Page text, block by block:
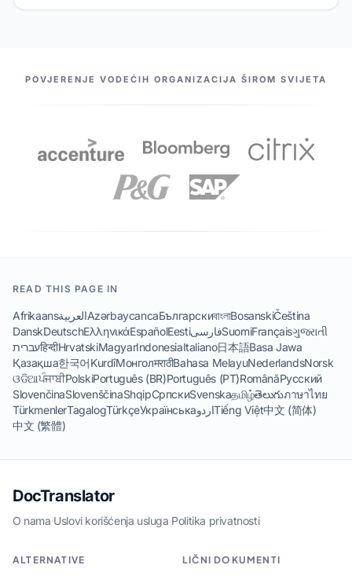
NAŠI PARTNERI
POVJERENJE VODEĆIH ORGANIZACIJA ŠIROM SVIJETA
READ THIS PAGE IN
AfrikaansالعربيةAzərbaycancaБългарскиবাংলাBosanskiČeština
DanskDeutschΕλληνικάEspañolEestiفارسیSuomiFrançaisગુજરાતી
עבריתहिन्दीHrvatskiMagyarIndonesiaItaliano日本語Basa Jawa
Қазақша한국어KurdîМонголमराठीBahasa MelayuNederlandsNorsk
ଓଡିଆਪੰਜਾਬੀPolskiPortuguês (BR)Português (PT)RomânăРусский
SlovenčinaSlovenščinaShqipСрпскиSvenskaதமிழ்తెలుగుภาษาไทย
TürkmenlerTagalogTürkçeУкраїнськаاردوTiếng Việt中文 (简体)
中文 (繁體)
DocTranslator
O nama·Uslovi korišćenja usluga·Politika privatnosti
ALTERNATIVE LIČNI DOKUMENTI